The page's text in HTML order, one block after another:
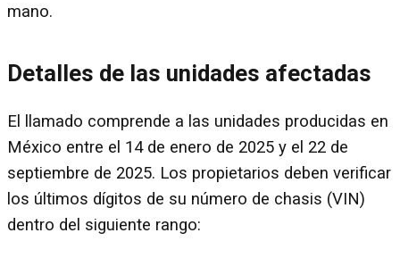
mano.
Detalles de las unidades afectadas
El llamado comprende a las unidades producidas en
México entre el 14 de enero de 2025 y el 22 de
septiembre de 2025. Los propietarios deben verificar
los últimos dígitos de su número de chasis (VIN)
dentro del siguiente rango: